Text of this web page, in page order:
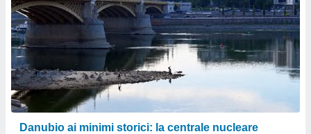
Danubio ai minimi storici: la centrale nucleare